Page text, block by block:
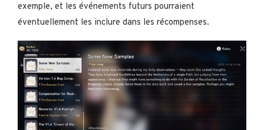
exemple, et les événements futurs pourraient
éventuellement les inclure dans les récompenses.